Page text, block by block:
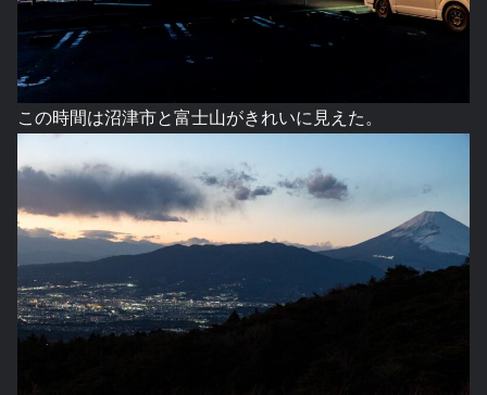
この時間は沼津市と富士山がきれいに見えた。